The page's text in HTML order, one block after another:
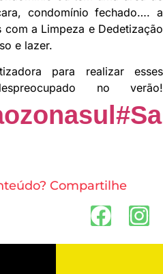
condomínio fechado…. a
a Limpeza e Dedetização
e lazer.
para realizar esses
no verão!
Compartilhe